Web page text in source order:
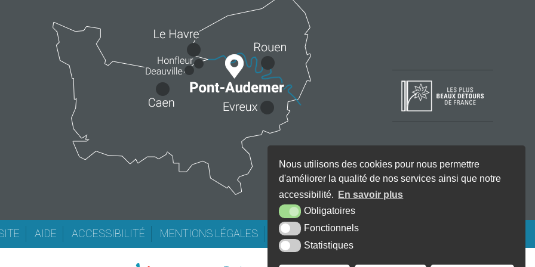
Nous utilisons des cookies pour nous permettre
d'améliorer la qualité de nos services ainsi que notre
accessibilité.
En savoir plus
Obligatoires
Fonctionnels
Statistiques
AIDE ACCESSIBILITÉ MENTIONS LÉGALES KREA3